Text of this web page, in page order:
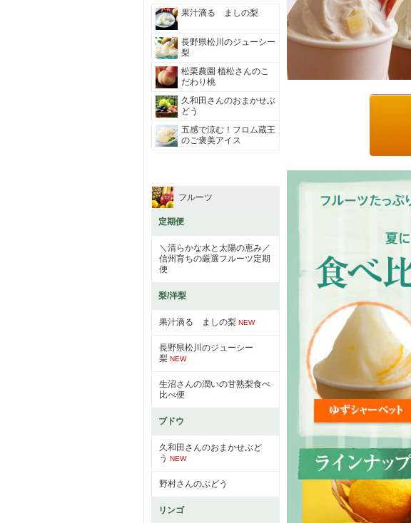
果汁滴る ましの梨
長野県松川のジューシー
梨
松栗農園 植松さんのこ
だわり桃
久和田さんのおまかせぶ
どう
五感で涼む！フロム蔵王
のご褒美アイス
フルーツ
定期便
＼清らかな水と太陽の恵み／
信州育ちの厳選フルーツ定期
便
梨/洋梨
果汁滴る ましの梨 NEW
長野県松川のジューシー
梨 NEW
生沼さんの潤いの甘熟梨食べ
比べ便
ブドウ
久和田さんのおまかせぶど
う NEW
野村さんのぶどう
リンゴ